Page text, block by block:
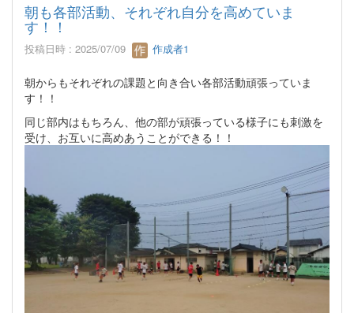
朝も各部活動、それぞれ自分を高めていま
す！！
投稿日時 : 2025/07/09 作成者1
朝からもそれぞれの課題と向き合い各部活動頑張っていま
す！！
同じ部内はもちろん、他の部が頑張っている様子にも刺激を
受け、お互いに高めあうことができる！！